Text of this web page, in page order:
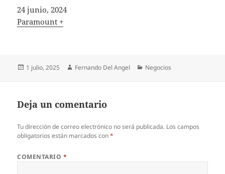
Fecha
24 junio, 2024
In relation to
Paramount +
Publicado
1 julio, 2025 Autor
Fernando Del Angel Categorías
Negocios
Deja un comentario
Tu dirección de correo electrónico no será publicada. Los campos
obligatorios están marcados con*
COMENTARIO *